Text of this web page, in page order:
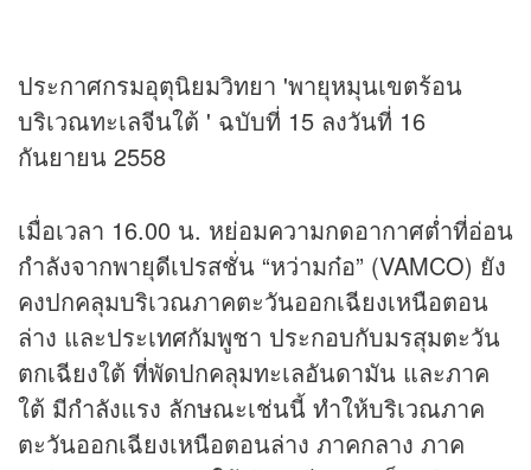
ประกาศกรมอุตุนิยมวิทยา 'พายุหมุนเขตร้อน
บริเวณทะเลจีนใต้ ' ฉบับที่ 15 ลงวันที่ 16
กันยายน 2558
เมื่อเวลา 16.00 น. หย่อมความกดอากาศต่ำที่อ่อน
กำลังจากพายุดีเปรสชั่น “หว่ามก๋อ” (VAMCO) ยัง
คงปกคลุมบริเวณภาคตะวันออกเฉียงเหนือตอน
ล่าง และประเทศกัมพูชา ประกอบกับมรสุมตะวัน
ตกเฉียงใต้ ที่พัดปกคลุมทะเลอันดามัน และภาค
ใต้ มีกำลังแรง ลักษณะเช่นนี้ ทำให้บริเวณภาค
ตะวันออกเฉียงเหนือตอนล่าง ภาคกลาง ภาค